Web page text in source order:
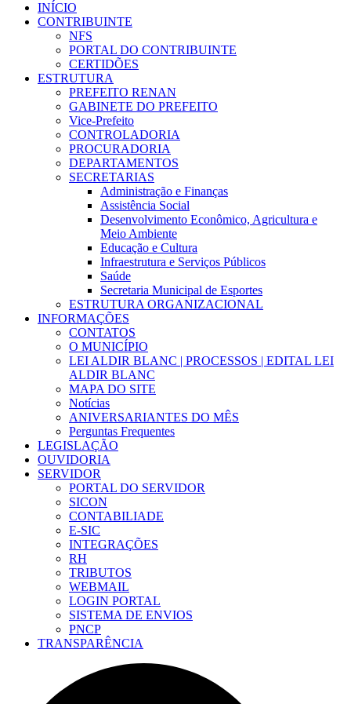
INÍCIO
CONTRIBUINTE
NFS
PORTAL DO CONTRIBUINTE
CERTIDÕES
ESTRUTURA
PREFEITO RENAN
GABINETE DO PREFEITO
Vice-Prefeito
CONTROLADORIA
PROCURADORIA
DEPARTAMENTOS
SECRETARIAS
Administração e Finanças
Assistência Social
Desenvolvimento Econômico, Agricultura e
Meio Ambiente
Educação e Cultura
Infraestrutura e Serviços Públicos
Saúde
Secretaria Municipal de Esportes
ESTRUTURA ORGANIZACIONAL
INFORMAÇÕES
CONTATOS
O MUNICÍPIO
LEI ALDIR BLANC | PROCESSOS | EDITAL LEI
ALDIR BLANC
MAPA DO SITE
Notícias
ANIVERSARIANTES DO MÊS
Perguntas Frequentes
LEGISLAÇÃO
OUVIDORIA
SERVIDOR
PORTAL DO SERVIDOR
SICON
CONTABILIADE
E-SIC
INTEGRAÇÕES
RH
TRIBUTOS
WEBMAIL
LOGIN PORTAL
SISTEMA DE ENVIOS
PNCP
TRANSPARÊNCIA